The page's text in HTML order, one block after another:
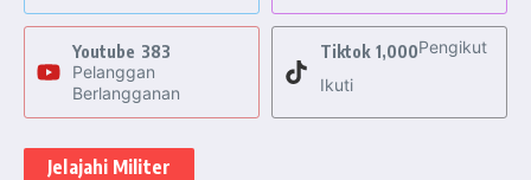
Youtube 383
Pelanggan
Berlangganan
Tiktok 1,000Pengikut
Ikuti
Jelajahi Militer